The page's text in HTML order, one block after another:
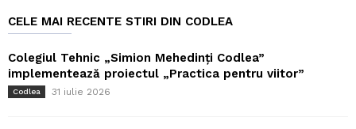
CELE MAI RECENTE STIRI DIN CODLEA
Colegiul Tehnic „Simion Mehedinți Codlea”
implementează proiectul „Practica pentru viitor”
Codlea 31 iulie 2026